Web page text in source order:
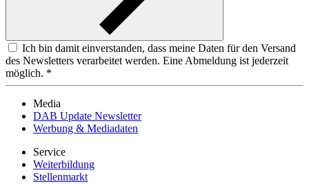
Ich bin damit einverstanden, dass meine Daten für den Versand
des Newsletters verarbeitet werden. Eine Abmeldung ist jederzeit
möglich. *
Media
DAB Update Newsletter
Werbung & Mediadaten
Service
Weiterbildung
Stellenmarkt